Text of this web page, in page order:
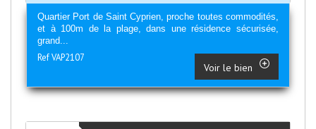
Quartier Port de Saint Cyprien, proche toutes commodités,
et à 100m de la plage, dans une résidence sécurisée,
grand...
Ref VAP2107
Voir le bien